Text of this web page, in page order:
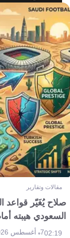
مقالات وتقارير
صلاح يُغَيّر قواعد
السعودي هيبته
02:197 أغسطس 2026